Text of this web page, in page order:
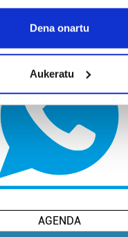
also like to:
about your
device by actively
(fingerprinting)
how your personal
in thedetails
zure datu
zure IP zenbakia,
eskaintzeko, iragarkiak
buruzko informazioa
Dena onartu
Aukeratu
AGENDA